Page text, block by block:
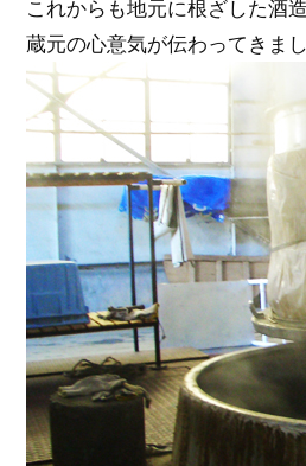
これからも地元に根ざした酒
蔵元の心意気が伝わってきまし